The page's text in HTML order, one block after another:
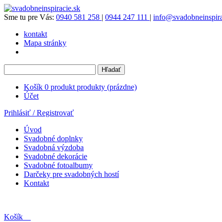
Sme tu pre Vás: 0940 581 258 | 0944 247 111 |
kontakt
Mapa stránky
Košík 0 produkt produkty (prázdne)
Účet
Prihlásiť / Registrovať
Úvod
Svadobné doplnky
Svadobná výzdoba
Svadobné dekorácie
Svadobné fotoalbumy
Darčeky pre svadobných hostí
Kontakt
Košík